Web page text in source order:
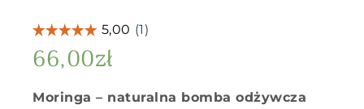
66,00zł
Moringa – naturalna bomba odżywcza